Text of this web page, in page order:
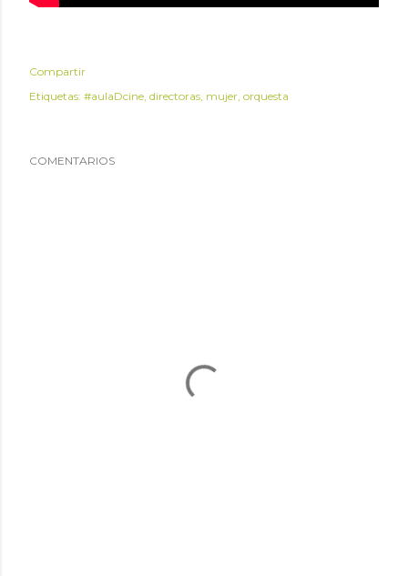
Compartir
Etiquetas: #aulaDcine directoras mujer orquesta
COMENTARIOS